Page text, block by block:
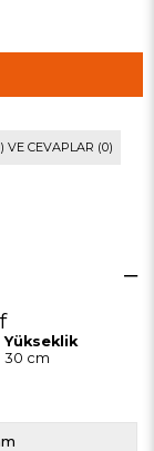
VE CEVAPLAR (0)
Yükseklik
30 cm